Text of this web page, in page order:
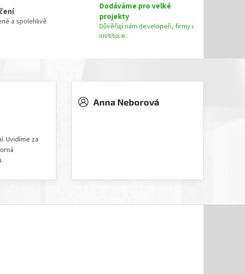
a spolehlivě
Dodáváme pro velké
projekty
Důvěřují nám developeři, firmy i
instituce.
Uvidíme za
Anna Neborová